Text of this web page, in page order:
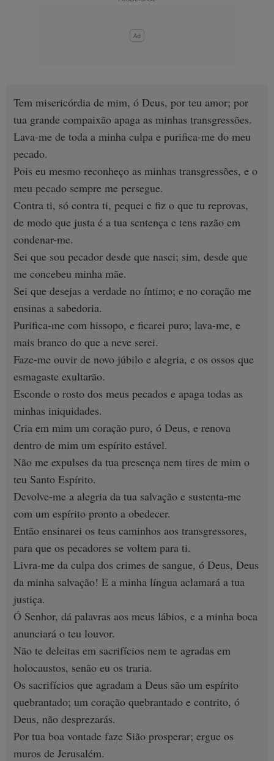
TERMO BÍBLICO JOGOS
LOJA BÍBLIAON
Tem misericórdia de mim, ó Deus, por teu amor; por
tua grande compaixão apaga as minhas transgressões.
Lava-me de toda a minha culpa e purifica-me do meu
pecado.
Pois eu mesmo reconheço as minhas transgressões, e o
meu pecado sempre me persegue.
Contra ti, só contra ti, pequei e fiz o que tu reprovas,
de modo que justa é a tua sentença e tens razão em
condenar-me.
Sei que sou pecador desde que nasci; sim, desde que
me concebeu minha mãe.
Sei que desejas a verdade no íntimo; e no coração me
ensinas a sabedoria.
Purifica-me com hissopo, e ficarei puro; lava-me, e
mais branco do que a neve serei.
Faze-me ouvir de novo júbilo e alegria, e os ossos que
esmagaste exultarão.
Esconde o rosto dos meus pecados e apaga todas as
minhas iniquidades.
Cria em mim um coração puro, ó Deus, e renova
dentro de mim um espírito estável.
Não me expulses da tua presença nem tires de mim o
teu Santo Espírito.
Devolve-me a alegria da tua salvação e sustenta-me
com um espírito pronto a obedecer.
Então ensinarei os teus caminhos aos transgressores,
para que os pecadores se voltem para ti.
Livra-me da culpa dos crimes de sangue, ó Deus, Deus
da minha salvação! E a minha língua aclamará a tua
justiça.
Ó Senhor, dá palavras aos meus lábios, e a minha boca
anunciará o teu louvor.
Não te deleitas em sacrifícios nem te agradas em
holocaustos, senão eu os traria.
Os sacrifícios que agradam a Deus são um espírito
quebrantado; um coração quebrantado e contrito, ó
Deus, não desprezarás.
Por tua boa vontade faze Sião prosperar; ergue os
muros de Jerusalém.